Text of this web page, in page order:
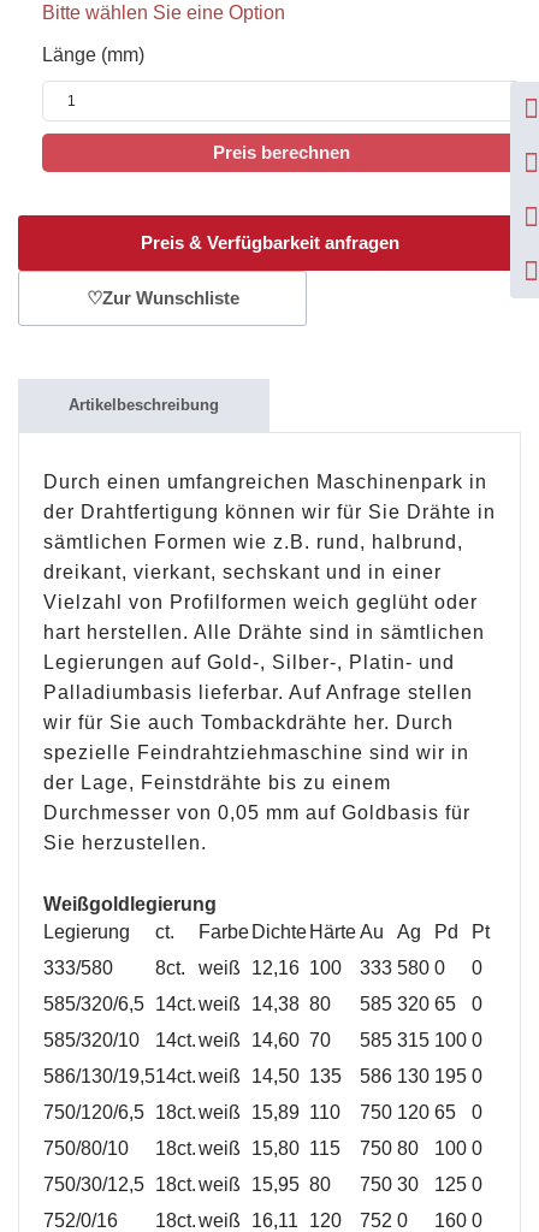
Bitte wählen Sie eine Option
Länge (mm)
Preis & Verfügbarkeit anfragen
♡Zur Wunschliste
Artikelbeschreibung
Durch einen umfangreichen Maschinenpark in
der Drahtfertigung können wir für Sie Drähte in
sämtlichen Formen wie z.B. rund, halbrund,
dreikant, vierkant, sechskant und in einer
Vielzahl von Profilformen weich geglüht oder
hart herstellen. Alle Drähte sind in sämtlichen
Legierungen auf Gold-, Silber-, Platin- und
Palladiumbasis lieferbar. Auf Anfrage stellen
wir für Sie auch Tombackdrähte her. Durch
spezielle Feindrahtziehmaschine sind wir in
der Lage, Feinstdrähte bis zu einem
Durchmesser von 0,05 mm auf Goldbasis für
Sie herzustellen.
Weißgoldlegierung
Legierung
ct. Farbe Dichte HärteAu Ag Pd
Pt
333/580
8ct. weiß 12,16 100 333 580 0
0
585/320/6,5 14ct.weiß 14,38 80 585 320 65
0
585/320/10
14ct.weiß 14,60 70 585 315 100 0
586/130/19,514ct.weiß 14,50 135 586 130 195 0
750/120/6,5 18ct.weiß 15,89 110 750 120 65
0
750/80/10
18ct.weiß 15,80 115 750 80 100 0
750/30/12,5 18ct.weiß 15,95 80 750 30 125 0
752/0/16
18ct.weiß 16,11 120 752 0 160 0